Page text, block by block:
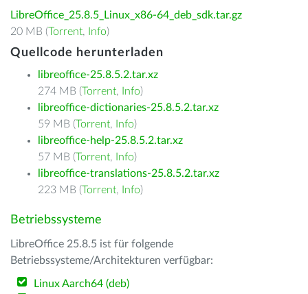
LibreOffice_25.8.5_Linux_x86-64_deb_sdk.tar.gz
20 MB (Torrent, Info)
Quellcode herunterladen
libreoffice-25.8.5.2.tar.xz
274 MB (Torrent, Info)
libreoffice-dictionaries-25.8.5.2.tar.xz
59 MB (Torrent, Info)
libreoffice-help-25.8.5.2.tar.xz
57 MB (Torrent, Info)
libreoffice-translations-25.8.5.2.tar.xz
223 MB (Torrent, Info)
Betriebssysteme
LibreOffice 25.8.5 ist für folgende
Betriebssysteme/Architekturen verfügbar:
Linux Aarch64 (deb)